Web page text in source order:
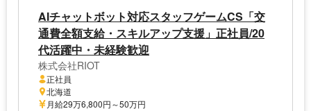
AIチャットボット対応スタッフゲームCS「交
通費全額支給・スキルアップ支援」正社員/20
代活躍中・未経験歓迎
株式会社RIOT
正社員
北海道
月給29万6,800円～50万円